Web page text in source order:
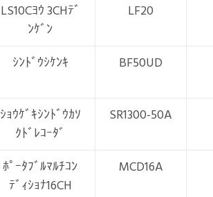
LS10Cﾖｳ 3CHﾃﾞ
ﾝｹﾞﾝ
LF20
ｼﾝﾄﾞｳｼｹﾝｷ BF50UD
ｼｮｳｹﾞｷｼﾝﾄﾞｳｶｿ
ｸﾄﾞﾚｺｰﾀﾞ
SR1300-50A
ﾎﾟｰﾀﾌﾞﾙﾏﾙﾁｺﾝ
ﾃﾞｨｼｮﾅ16CH
MCD16A